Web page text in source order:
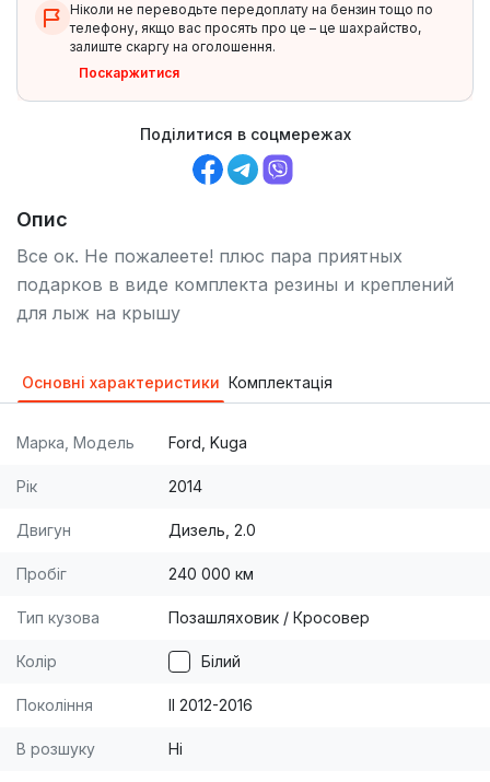
Ніколи не переводьте передоплату на бензин тощо по
телефону, якщо вас просять про це – це шахрайство,
залиште скаргу на оголошення.
Поскаржитися
Поділитися в соцмережах
Опис
Все ок. Не пожалеете! плюс пара приятных
подарков в виде комплекта резины и креплений
для лыж на крышу
Основні характеристики Комплектація
Марка, Модель Ford, Kuga
Рік 2014
Двигун Дизель, 2.0
Пробіг 240 000 км
Тип кузова Позашляховик / Кросовер
Колір Білий
Покоління II 2012-2016
В розшуку Ні